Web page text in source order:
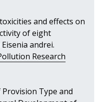
and effects on
of eight
andrei.
Research
Provision Type and